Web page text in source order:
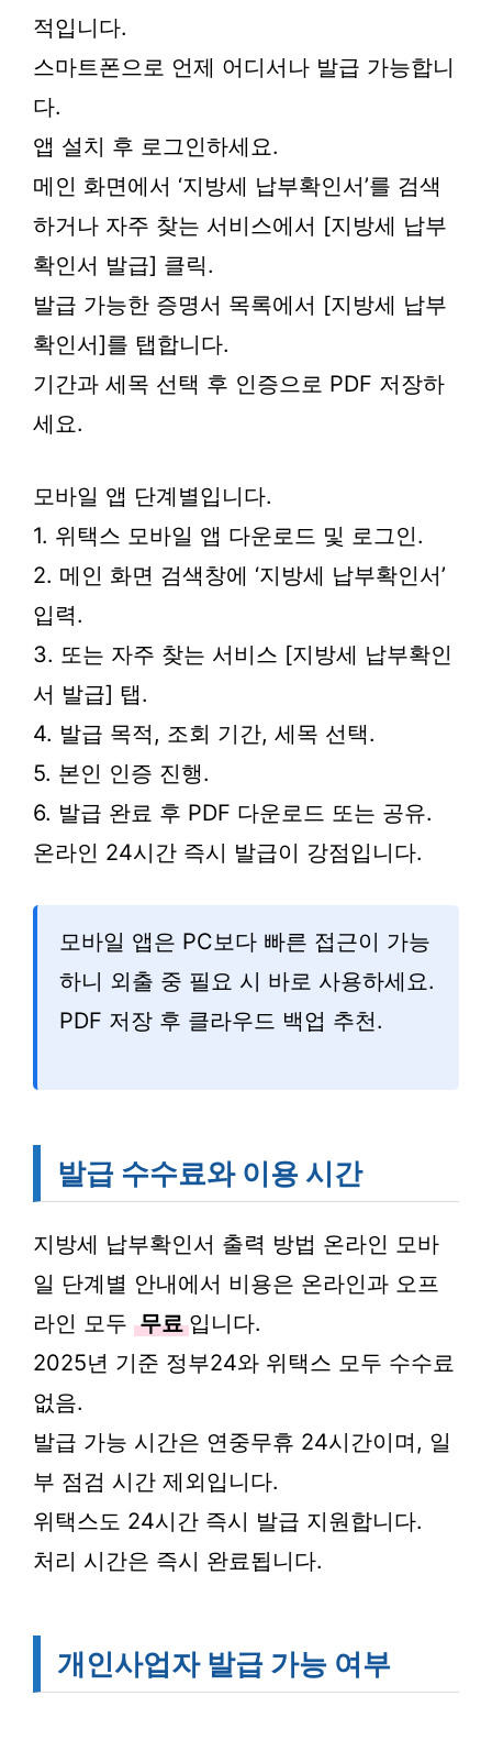
적입니다.
스마트폰으로 언제 어디서나 발급 가능합니
다.
앱 설치 후 로그인하세요.
메인 화면에서 ‘지방세 납부확인서’를 검색
하거나 자주 찾는 서비스에서 [지방세 납부
확인서 발급] 클릭.
발급 가능한 증명서 목록에서 [지방세 납부
확인서]를 탭합니다.
기간과 세목 선택 후 인증으로 PDF 저장하
세요.
모바일 앱 단계별입니다.
1. 위택스 모바일 앱 다운로드 및 로그인.
2. 메인 화면 검색창에 ‘지방세 납부확인서’
입력.
3. 또는 자주 찾는 서비스 [지방세 납부확인
서 발급] 탭.
4. 발급 목적, 조회 기간, 세목 선택.
5. 본인 인증 진행.
6. 발급 완료 후 PDF 다운로드 또는 공유.
온라인 24시간 즉시 발급이 강점입니다.
모바일 앱은 PC보다 빠른 접근이 가능
하니 외출 중 필요 시 바로 사용하세요.
PDF 저장 후 클라우드 백업 추천.
발급 수수료와 이용 시간
지방세 납부확인서 출력 방법 온라인 모바
일 단계별 안내에서 비용은 온라인과 오프
라인 모두 무료 입니다.
2025년 기준 정부24와 위택스 모두 수수료
없음.
발급 가능 시간은 연중무휴 24시간이며, 일
부 점검 시간 제외입니다.
위택스도 24시간 즉시 발급 지원합니다.
처리 시간은 즉시 완료됩니다.
개인사업자 발급 가능 여부